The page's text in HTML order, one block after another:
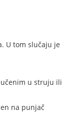
U tom slučaju
u struju
na punjač